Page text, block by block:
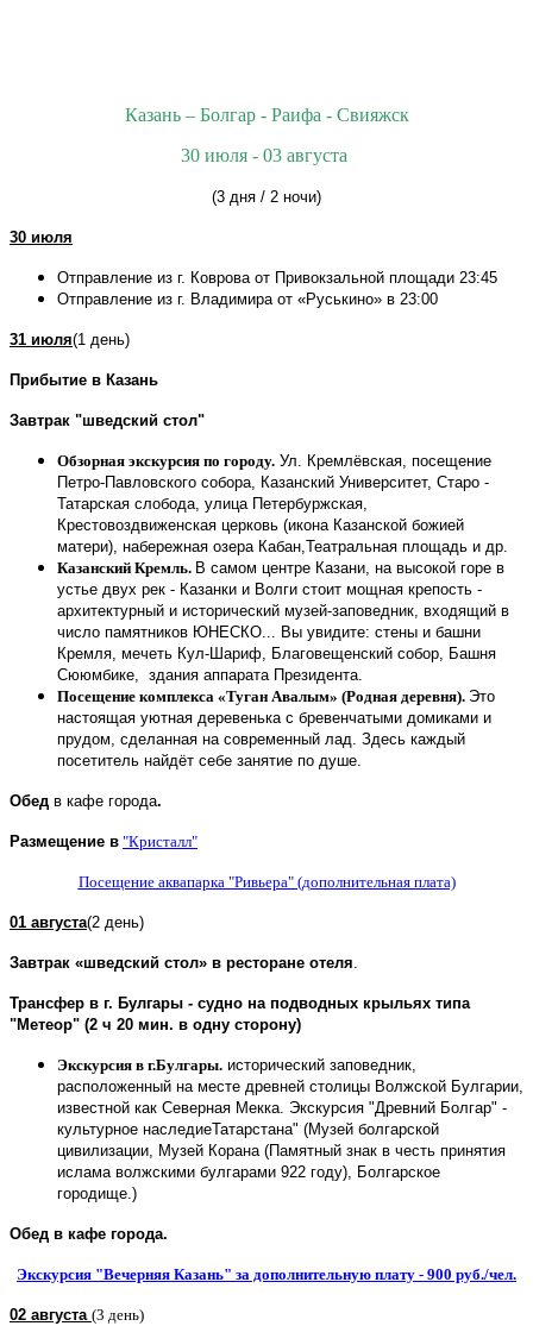
Казань – Болгар - Раифа- Свияжск
30 июля - 03 августа
(3 дня / 2 ночи)
30 июля
Отправление из г. Коврова от Привокзальной площади 23:45
Отправление из г. Владимира от «Руськино» в 23:00
31 июля(1 день)
Прибытие в Казань
Завтрак "шведский стол"
Обзорная экскурсия по городу. Ул. Кремлёвская, посещение
Петро-Павловского собора, Казанский Университет, Старо -
Татарская слобода, улица Петербуржская,
Крестовоздвиженская церковь (икона Казанской божией
матери), набережная озера Кабан,Театральная площадь и др.
Казанский Кремль. В самом центре Казани, на высокой горе в
устье двух рек - Казанки и Волги стоит мощная крепость -
архитектурный и исторический музей-заповедник, входящий в
число памятников ЮНЕСКО... Вы увидите: стены и башни
Кремля, мечеть Кул-Шариф, Благовещенский собор, Башня
Сююмбике, здания аппарата Президента.
Посещение комплекса «Туган Авалым» (Родная деревня). Это
настоящая уютная деревенька с бревенчатыми домиками и
прудом, сделанная на современный лад. Здесь каждый
посетитель найдёт себе занятие по душе.
Обед в кафе города.
Размещение в "Кристалл"
Посещение аквапарка "Ривьера" (дополнительная плата)
01 августа(2 день)
Завтрак «шведский стол» в ресторане отеля.
Трансфер в г. Булгары - судно на подводных крыльях типа
"Метеор" (2 ч 20 мин. в одну сторону)
Экскурсия в г.Булгары. исторический заповедник,
расположенный на месте древней столицы Волжской Булгарии,
известной как Северная Мекка. Экскурсия "Древний Болгар" -
культурное наследиеТатарстана" (Музей болгарской
цивилизации, Музей Корана (Памятный знак в честь принятия
ислама волжскими булгарами 922 году), Болгарское
городище.)
Обед в кафе города.
Экскурсия "Вечерняя Казань" за дополнительную плату - 900 руб./чел.
02 августа (3 день)